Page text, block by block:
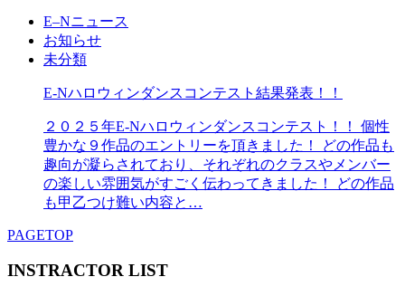
E–Nニュース
お知らせ
未分類
E-Nハロウィンダンスコンテスト結果発表！！
２０２５年E-Nハロウィンダンスコンテスト！！ 個性
豊かな９作品のエントリーを頂きました！ どの作品も
趣向が凝らされており、それぞれのクラスやメンバー
の楽しい雰囲気がすごく伝わってきました！ どの作品
も甲乙つけ難い内容と…
PAGETOP
INSTRACTOR LIST